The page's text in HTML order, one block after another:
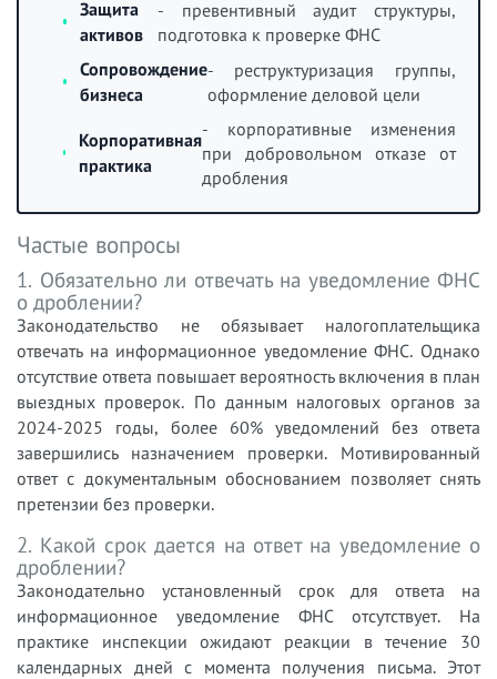
Защита
активов
- превентивный аудит структуры,
подготовка к проверке ФНС
Сопровождение
бизнеса
- реструктуризация группы,
оформление деловой цели
Корпоративная
практика
- корпоративные изменения
при добровольном отказе от
дробления
Частые вопросы
1. Обязательно ли отвечать на уведомление ФНС
о дроблении?
Законодательство не обязывает налогоплательщика
отвечать на информационное уведомление ФНС. Однако
отсутствие ответа повышает вероятность включения в план
выездных проверок. По данным налоговых органов за
2024-2025 годы, более 60% уведомлений без ответа
завершились назначением проверки. Мотивированный
ответ с документальным обоснованием позволяет снять
претензии без проверки.
2. Какой срок дается на ответ на уведомление о
дроблении?
Законодательно установленный срок для ответа на
информационное уведомление ФНС отсутствует. На
практике инспекции ожидают реакции в течение 30
календарных дней с момента получения письма. Этот